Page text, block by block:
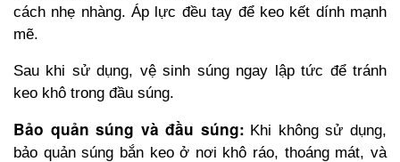
cách nhẹ nhàng. Áp lực đều tay để keo kết dính mạnh
mẽ.
Sau khi sử dụng, vệ sinh súng ngay lập tức để tránh
keo khô trong đầu súng.
Bảo quản súng và đầu súng: Khi không sử dụng,
bảo quản súng bắn keo ở nơi khô ráo, thoáng mát, và